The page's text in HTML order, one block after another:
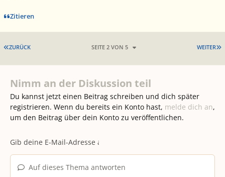
Zitieren
ERSTE SEITE
ZURÜCK WEITER
SEITE 2 VON 5
Nimm an der Diskussion teil
Du kannst jetzt einen Beitrag schreiben und dich später
registrieren. Wenn du bereits ein Konto hast, melde dich an,
um den Beitrag über dein Konto zu veröffentlichen.
Auf dieses Thema antworten